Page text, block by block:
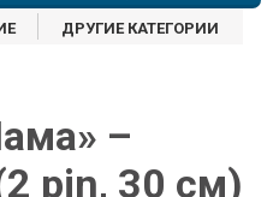
ДРУГИЕ КАТЕГОРИИ
–
pin, 30 см)